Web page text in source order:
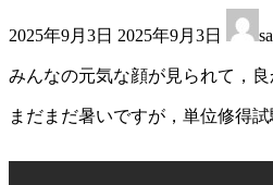
2025年9月3日 終
新
日
2025年9月3日
みんなの元気な顔が見られて，
まだまだ暑いですが，単位修得